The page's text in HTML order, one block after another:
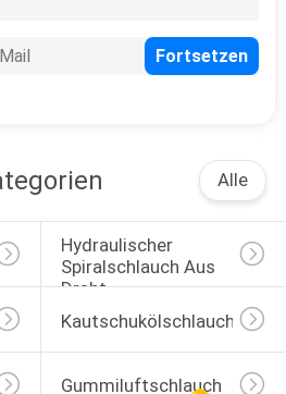
Alle
Hydraulischer
Spiralschlauch Aus
Draht
Kautschukölschlauch
Gummiluftschlauch